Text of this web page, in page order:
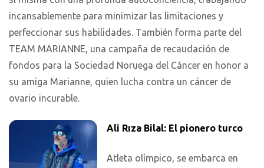
incansablemente para minimizar las limitaciones y
perfeccionar sus habilidades. También forma parte del
TEAM MARIANNE, una campaña de recaudación de
fondos para la Sociedad Noruega del Cáncer en honor a
su amiga Marianne, quien lucha contra un cáncer de
ovario incurable.
Ali Rıza Bilal: El pionero turco
Atleta olímpico, se embarca en